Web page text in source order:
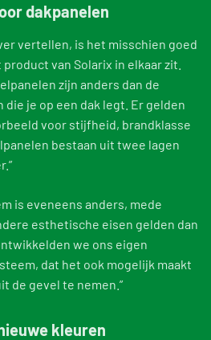
dakpanelen
vertellen, is het misschien goed
van Solarix in elkaar zit.
zijn anders dan de
die je op een dak legt. Er gelden
voor stijfheid, brandklasse
bestaan uit twee lagen
is eveneens anders, mede
esthetische eisen gelden dan
we ons eigen
dat het ook mogelijk maakt
de gevel te nemen.”
kleuren